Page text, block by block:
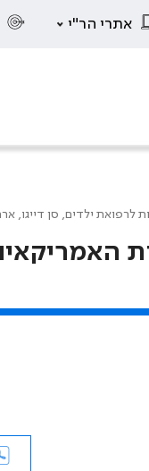
אתרי הר"י
סן דייגו, ארה"ב, 28-25 באפריל